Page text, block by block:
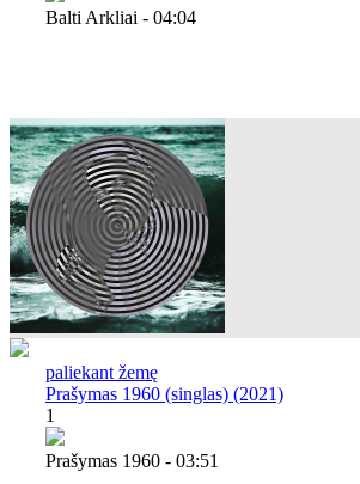
Balti Arkliai - 04:04
paliekant žemę
Prašymas 1960 (singlas) (2021)
1
Prašymas 1960 - 03:51